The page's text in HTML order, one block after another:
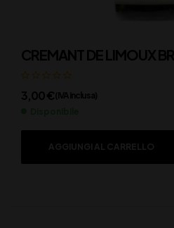
CREMANT DE LIMOUX
3,00€(IVA inclusa)
AGGIUNGI AL CARRELLO